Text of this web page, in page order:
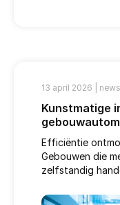
13 april 2026 |
Kunstmatige
Efficiëntie
Gebouwen die
zelfstandig